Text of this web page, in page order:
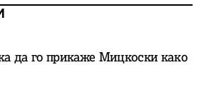
да го прикаже Мицкоски како